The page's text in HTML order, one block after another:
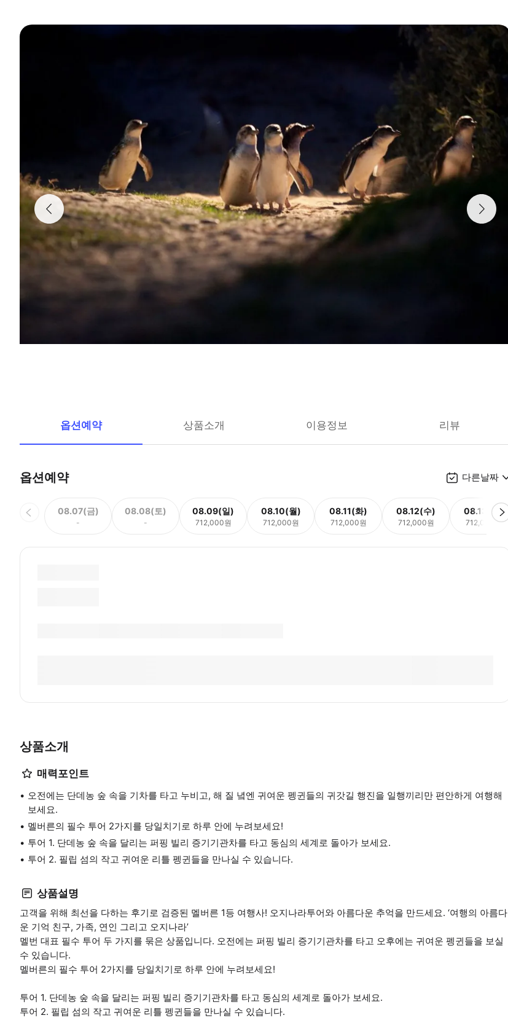
옵션예약 상품소개 이용정보 리뷰
옵션예약 다른날짜
08.07(금)
-
08.08(토)
-
08.09(일)
712,000원
08.10(월)
712,000원
08.11(화)
712,000원
08.12(수)
712,000원
08.13(목)
712,000원
상품소개
매력포인트
오전에는 단데농 숲 속을 기차를 타고 누비고, 해 질 녘엔 귀여운 펭귄들의 귀갓길 행진을 일행끼리만 편안하게 여행해
보세요.
멜버른의 필수 투어 2가지를 당일치기로 하루 안에 누려보세요!
투어 1. 단데농 숲 속을 달리는 퍼핑 빌리 증기기관차를 타고 동심의 세계로 돌아가 보세요.
투어 2. 필립 섬의 작고 귀여운 리틀 펭귄들을 만나실 수 있습니다.
상품설명
고객을 위해 최선을 다하는 후기로 검증된 멜버른 1등 여행사! 오지나라투어와 아름다운 추억을 만드세요. ‘여행의 아름다
운 기억 친구, 가족, 연인 그리고 오지나라’
멜번 대표 필수 투어 두 가지를 묶은 상품입니다. 오전에는 퍼핑 빌리 증기기관차를 타고 오후에는 귀여운 펭귄들을 보실
수 있습니다.
멜버른의 필수 투어 2가지를 당일치기로 하루 안에 누려보세요!
투어 1. 단데농 숲 속을 달리는 퍼핑 빌리 증기기관차를 타고 동심의 세계로 돌아가 보세요.
투어 2. 필립 섬의 작고 귀여운 리틀 펭귄들을 만나실 수 있습니다.